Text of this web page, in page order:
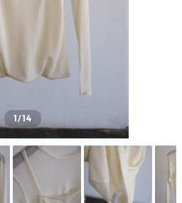
1/14